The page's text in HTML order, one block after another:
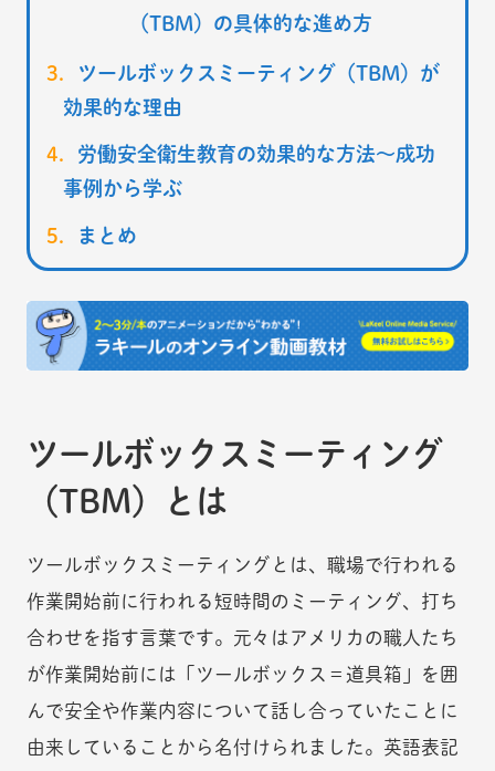
（TBM）の具体的な進め方
ツールボックスミーティング（TBM）が
効果的な理由
労働安全衛生教育の効果的な方法～成功
事例から学ぶ
まとめ
ツールボックスミーティング
（TBM）とは
ツールボックスミーティングとは、職場で行われる
作業開始前に行われる短時間のミーティング、打ち
合わせを指す言葉です。元々はアメリカの職人たち
が作業開始前には「ツールボックス＝道具箱」を囲
んで安全や作業内容について話し合っていたことに
由来していることから名付けられました。英語表記